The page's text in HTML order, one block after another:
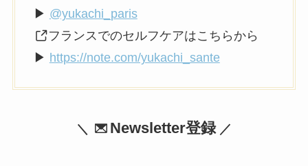
▶ @yukachi_paris
フランスでのセルフケアはこちらから
▶ https://note.com/yukachi_sante
＼ Newsletter登録 ／